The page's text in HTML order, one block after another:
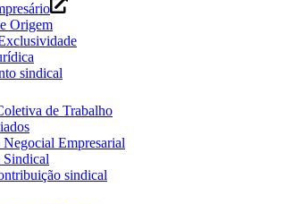
Origem
sindical
de Trabalho
Empresarial
sindical